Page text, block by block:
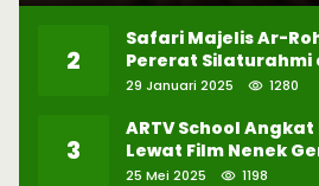
2
Safari Majelis Ar-
Pererat Silaturahmi
pada Selawat
29 Januari 2025 1280
3
ARTV School
Lewat Film Nenek
25 Mei 2025 1198